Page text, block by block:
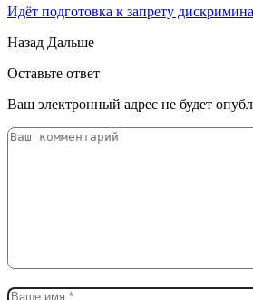
Идёт подготовка к запрету
Назад Дальше
Оставьте ответ
Ваш электронный адрес не будет